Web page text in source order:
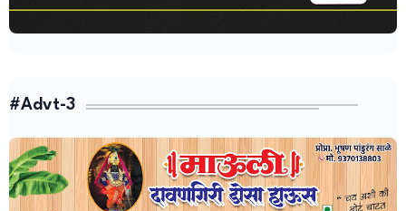
#Advt-3